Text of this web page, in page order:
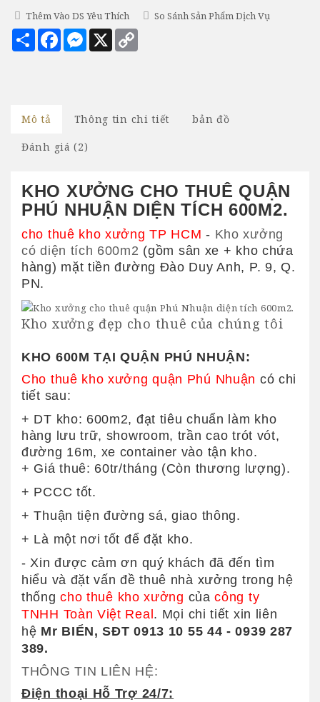
Thêm Vào DS Yêu Thích So Sánh Sản Phẩm Dịch Vụ
Chia
sẻ
FacebookMessenger
X
Mô tả Thông tin chi tiết bản đồ
Đánh giá (2)
KHO XƯỞNG CHO THUÊ QUẬN
PHÚ NHUẬN DIỆN TÍCH 600M2.
cho thuê kho xưởng TP HCM - Kho xưởng
có diện tích 600m2 (gồm sân xe + kho chứa
hàng) mặt tiền đường Đào Duy Anh, P. 9, Q.
PN.
Kho xưởng đẹp cho thuê của chúng tôi
KHO 600M TẠI QUẬN PHÚ NHUẬN:
Cho thuê kho xưởng quận Phú Nhuận có chi
tiết sau:
+ DT kho: 600m2, đạt tiêu chuẩn làm kho
hàng lưu trữ, showroom, trần cao trót vót,
đường 16m, xe container vào tận kho.
+ Giá thuê: 60tr/tháng (Còn thương lượng).
+ PCCC tốt.
+ Thuận tiện đường sá, giao thông.
+ Là một nơi tốt để đặt kho.
- Xin được cảm ơn quý khách đã đến tìm
hiểu và đặt vấn đề thuê nhà xưởng trong hệ
thốngcho thuê kho xưởng củacông ty
TNHH Toàn Việt Real . Mọi chi tiết xin liên
hệ Mr BIỂN, SĐT 0913 10 55 44 - 0939 287
389.
THÔNG TIN LIÊN HỆ:
Điện thoại Hỗ Trợ 24/7: